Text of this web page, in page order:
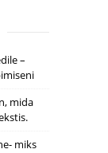
–
mida
miks